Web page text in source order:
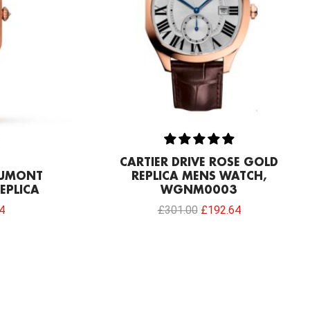
CARTIER DRIVE ROSE GOLD
REPLICA MENS WATCH,
WGNM0003
£301.00 £192.64